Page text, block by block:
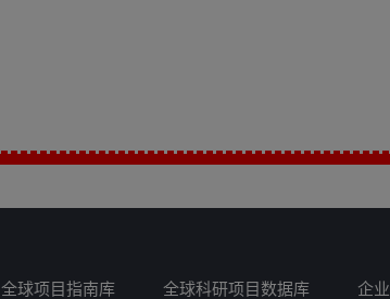
全球项目指南库 全球科研项目数据库 企